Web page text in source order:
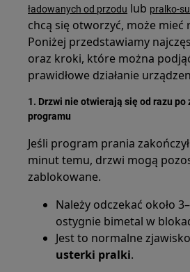
ładowanych od przodu lub pralko-
chcą się otworzyć, może mieć
Poniżej przedstawiamy
oraz kroki, które można
prawidłowe działanie
1. Drzwi nie otwierają się od razu po
programu
Jeśli program prania
minut temu, drzwi mogą
zablokowane.
Należy odczekać około
ostygnie bimetal w
Jest to normalne
usterki pralki.